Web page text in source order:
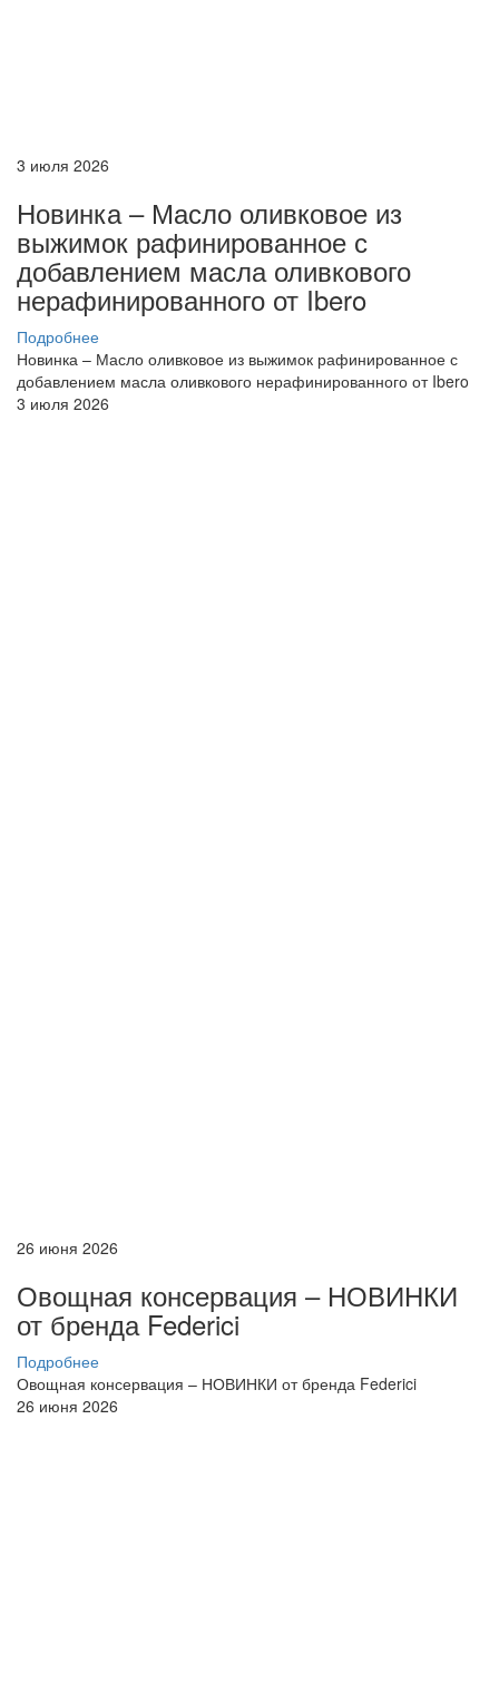
3 июля 2026
Новинка – Масло оливковое из
выжимок рафинированное с
добавлением масла оливкового
нерафинированного от Ibero
Подробнее
Новинка – Масло оливковое из выжимок рафинированное с
добавлением масла оливкового нерафинированного от Ibero
3 июля 2026
26 июня 2026
Овощная консервация – НОВИНКИ
от бренда Federici
Подробнее
Овощная консервация – НОВИНКИ от бренда Federici
26 июня 2026